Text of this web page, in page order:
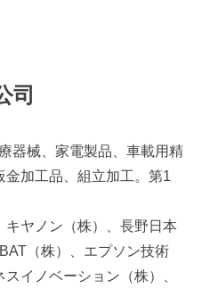
司
器械、家電製品、車載用精
加工品、組立加工。第1
ヤノン（株）、長野日本
（株）、エプソン技術
スイノベーション （株）